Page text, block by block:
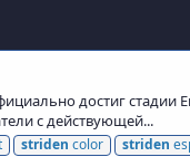
достиг
с действующей...
striden color striden